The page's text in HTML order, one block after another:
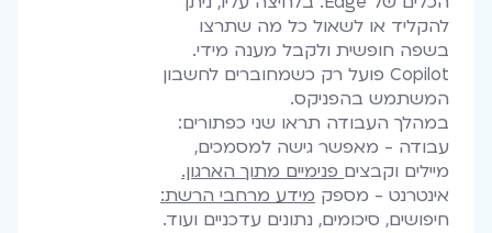
להקליד או לשאול כל מה שתרצו
בשפה חופשית ולקבל מענה מידי.
Copilot פועל רק כשמחוברים לחשבון
המשתמש בהפניקס.
במהלך העבודה תראו שני כפתורים:
עבודה - מאפשר גישה למסמכים,
מיילים וקבצים פנימיים מתוך הארגון.
אינטרנט - מספק מידע מרחבי הרשת:
חיפושים, סיכומים, נתונים עדכניים ועוד.